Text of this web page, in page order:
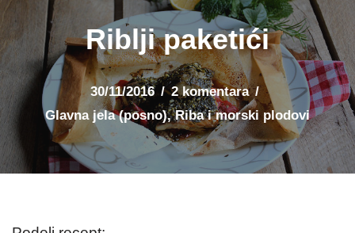
Riblji paketići
30/11/2016
2 komentara
Glavna jela (posno),Riba i morski plodovi